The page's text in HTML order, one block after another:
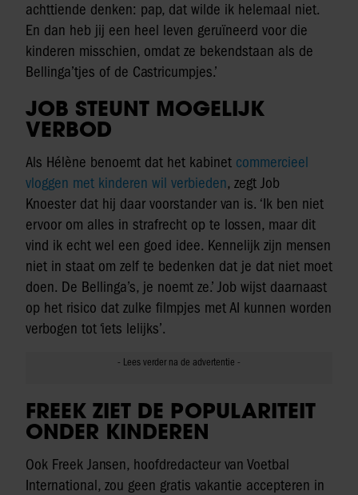
achttiende denken: pap, dat wilde ik helemaal niet.
En dan heb jij een heel leven geruïneerd voor die
kinderen misschien, omdat ze bekendstaan als de
Bellinga’tjes of de Castricumpjes.’
JOB STEUNT MOGELIJK
VERBOD
Als Hélène benoemt dat het kabinet commercieel
vloggen met kinderen wil verbieden, zegt Job
Knoester dat hij daar voorstander van is. ‘Ik ben niet
ervoor om alles in strafrecht op te lossen, maar dit
vind ik echt wel een goed idee. Kennelijk zijn mensen
niet in staat om zelf te bedenken dat je dat niet moet
doen. De Bellinga’s, je noemt ze.’ Job wijst daarnaast
op het risico dat zulke filmpjes met AI kunnen worden
verbogen tot ‘iets lelijks’.
FREEK ZIET DE POPULARITEIT
ONDER KINDEREN
Ook Freek Jansen, hoofdredacteur van Voetbal
International, zou geen gratis vakantie accepteren in